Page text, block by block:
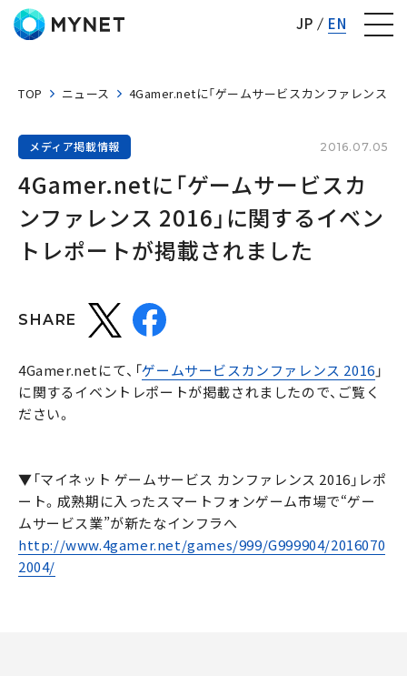
JP EN
TOP ニュース 4Gamer.netに「ゲームサービスカンファレンス
メディア掲載情報 2016.07.05
4Gamer.netに「ゲームサービスカ
ンファレンス 2016」に関するイベン
トレポートが掲載されました
SHARE
4Gamer.netにて、「ゲームサービスカンファレンス 2016 」
に関するイベントレポートが掲載されましたので、ご覧く
ださい。
▼「マイネット ゲームサービス カンファレンス 2016」レポ
ート。成熟期に入ったスマートフォンゲーム市場で“ゲー
ムサービス業”が新たなインフラへ
http://www.4gamer.net/games/999/G999904/2016070
2004/